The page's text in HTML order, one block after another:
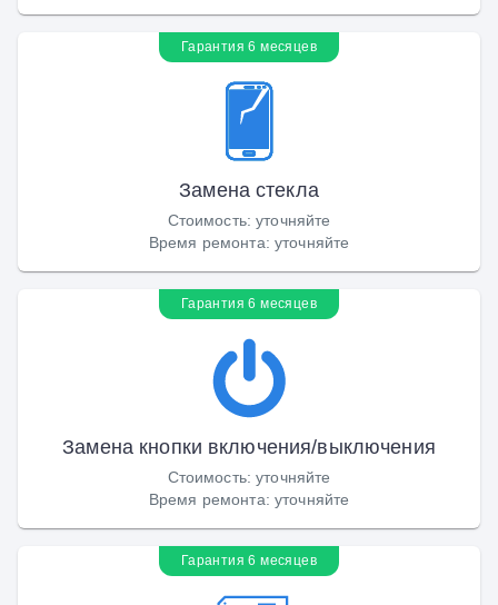
Гарантия 6 месяцев
Замена стекла
Стоимость:уточняйте
Время ремонта: уточняйте
Гарантия 6 месяцев
Замена кнопки включения/выключения
Стоимость:уточняйте
Время ремонта: уточняйте
Гарантия 6 месяцев